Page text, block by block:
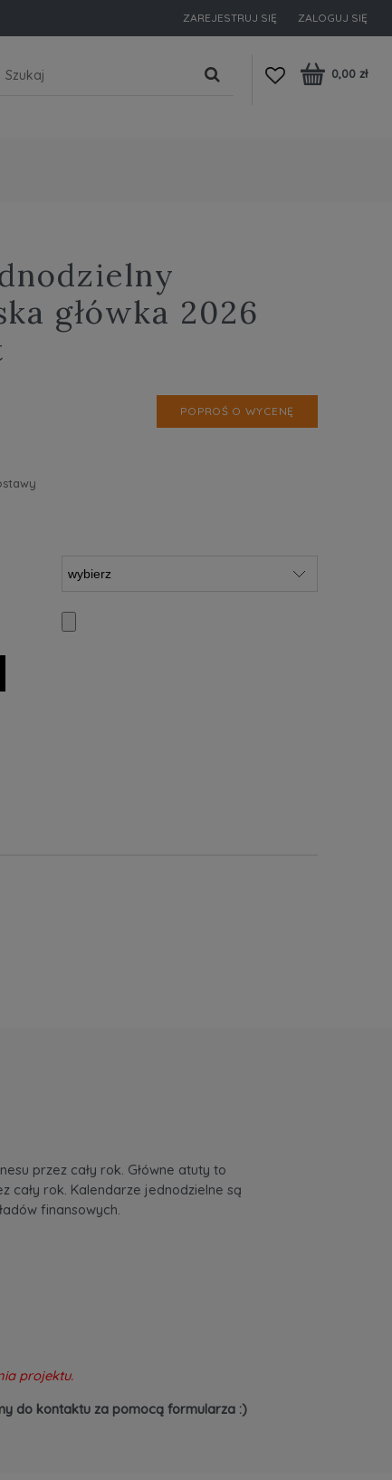
ZAREJESTRUJ SIĘ ZALOGUJ SIĘ
0,00 zł
główka 2026
POPROŚ O WYCENĘ
przez cały rok. Główne atuty to
cały rok. Kalendarze jednodzielne są
finansowych.
projektu.
do kontaktu za pomocą formularza :)